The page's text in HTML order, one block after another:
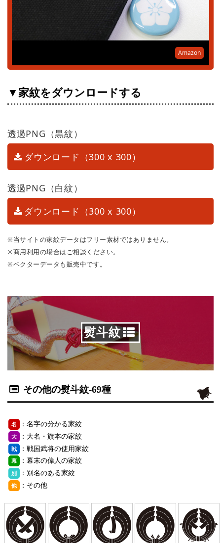
Amazon
▼家紋をダウンロードする
透過PNG（黒紋）
ダウンロード（300 x 300）
透過PNG（白紋）
ダウンロード（300 x 300）
※当サイトの家紋データはフリー素材ではありません。
※商用利用の場合はご相談ください。
※ベクターデータも販売中です。
熨斗紋
その他の熨斗紋-69種
名 ：名字の分かる家紋
大 ：大名・旗本の家紋
戦 ：戦国武将の使用家紋
幕 ：幕末の偉人の家紋
別 ：別名のある家紋
他 ：その他